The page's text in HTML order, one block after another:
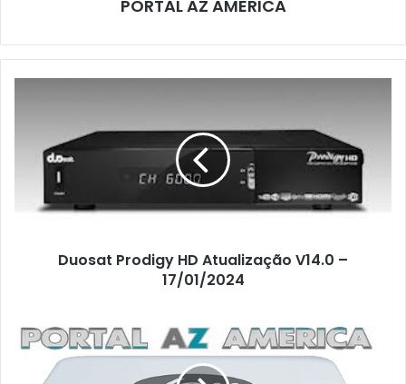
PORTAL AZ AMERICA
Duosat Prodigy HD Atualização V14.0 –
17/01/2024